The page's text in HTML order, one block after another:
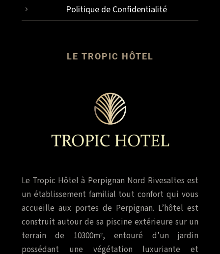
Politique de Confidentialité
LE TROPIC HÔTEL
Le Tropic Hôtel à Perpignan Nord Rivesaltes est
un établissement familial tout confort qui vous
accueille aux portes de Perpignan. L’hôtel est
construit autour de sa piscine extérieure sur un
terrain de 10300m², entouré d’un jardin
possédant une végétation luxuriante et